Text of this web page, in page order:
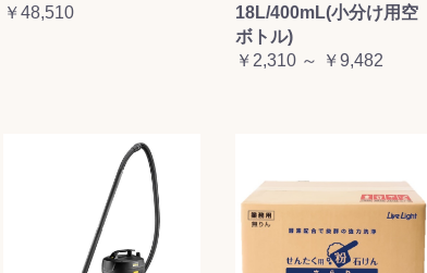
￥48,510
18L/400mL(小分け用空
ボトル)
￥2,310 ～ ￥9,482